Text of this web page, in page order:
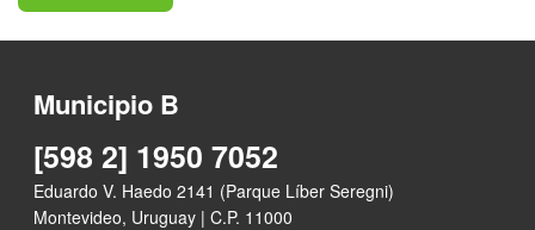
Municipio B
[598 2] 1950 7052
Eduardo V. Haedo 2141 (Parque Líber Seregni)
Montevideo, Uruguay | C.P. 11000